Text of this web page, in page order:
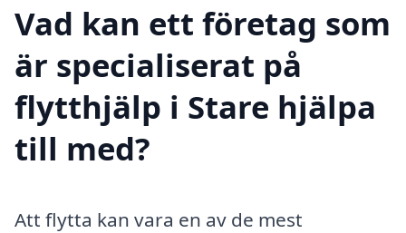
Vad kan ett företag som
är specialiserat på
flytthjälp i Stare hjälpa
till med?
Att flytta kan vara en av de mest